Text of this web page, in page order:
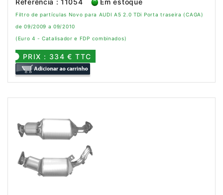
Filtro de partículas Novo para AUDI A5 2.0 TDi Porta traseira (CAGA)
de 09/2009 a 09/2010
(Euro 4 - Catalisador e FDP combinados)
PRIX : 334 € TTC